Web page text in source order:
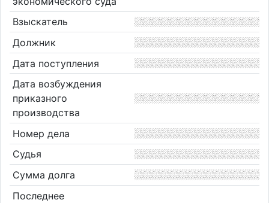
Взыскатель
Должник
Дата поступления
Дата возбуждения
приказного
производства
Номер дела
Судья
Сумма долга
Последнее